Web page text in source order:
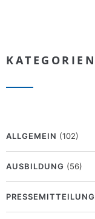
KATEGORIEN
ALLGEMEIN (102)
AUSBILDUNG (56)